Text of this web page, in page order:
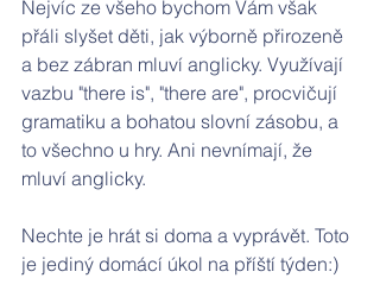
Nejvíc ze všeho bychom Vám však
přáli slyšet děti, jak výborně přirozeně
a bez zábran mluví anglicky. Využívají
vazbu "there is", "there are", procvičují
gramatiku a bohatou slovní zásobu, a
to všechno u hry. Ani nevnímají, že
mluví anglicky.
Nechte je hrát si doma a vyprávět. Toto
je jediný domácí úkol na příští týden:)